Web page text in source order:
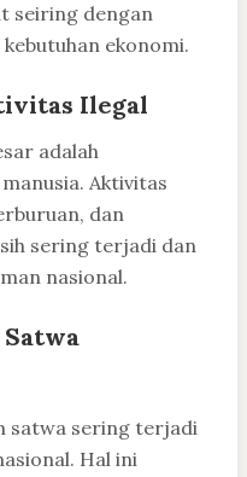
seiring dengan
ekonomi.
Ilegal
adalah
Aktivitas
dan
sering terjadi dan
nasional.
satwa sering terjadi
Hal ini